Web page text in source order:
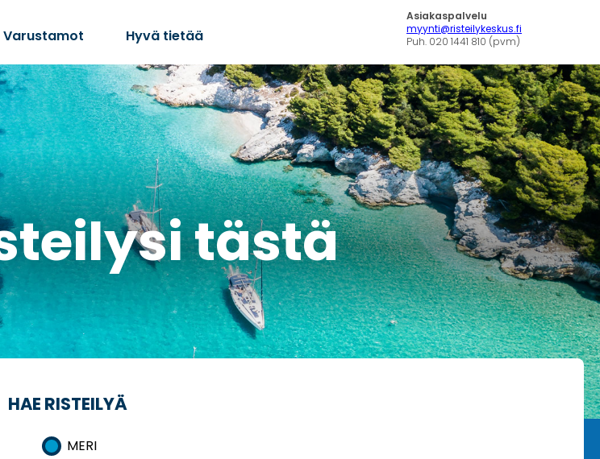
Varustamot Hyvä tietää
Asiakaspalvelu
myynti@risteilykeskus.fi
Puh. 020 1441 810 (pvm)
tästä
HAE RISTEILYÄ
MERI